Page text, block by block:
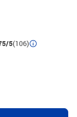
intégrée, boire
Le
équipé d'une
parfait pour
durable et sans
Le charmant
de la ferme,
: Couvercle
l'entrée des
partir de : 12 mois
5(106)